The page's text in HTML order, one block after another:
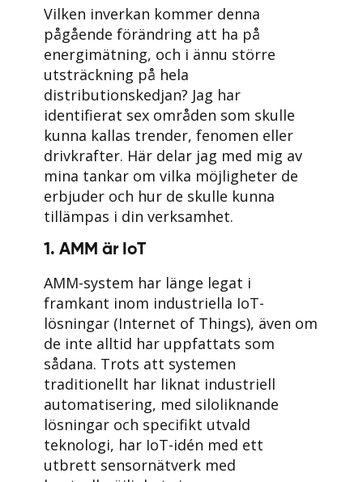
Vilken inverkan kommer denna
pågående förändring att ha på
energimätning, och i ännu större
utsträckning på hela
distributionskedjan? Jag har
identifierat sex områden som skulle
kunna kallas trender, fenomen eller
drivkrafter. Här delar jag med mig av
mina tankar om vilka möjligheter de
erbjuder och hur de skulle kunna
tillämpas i din verksamhet.
1. AMM är IoT
AMM-system har länge legat i
framkant inom industriella IoT-
lösningar (Internet of Things), även om
de inte alltid har uppfattats som
sådana. Trots att systemen
traditionellt har liknat industriell
automatisering, med siloliknande
lösningar och specifikt utvald
teknologi, har IoT-idén med ett
utbrett sensornätverk med